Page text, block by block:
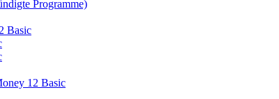
Programme)
Basic
12 Basic